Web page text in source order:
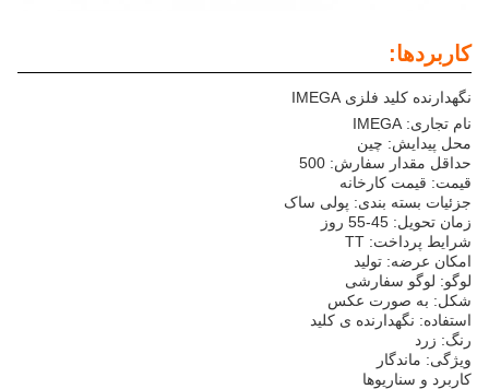
کاربردها:
نگهدارنده کلید فلزی IMEGA
نام تجاری: IMEGA
محل پیدایش: چین
حداقل مقدار سفارش: 500
قیمت: قیمت کارخانه
جزئیات بسته بندی: پولی ساک
زمان تحویل: 45-55 روز
شرایط پرداخت: TT
امکان عرضه: تولید
لوگو: لوگو سفارشی
شکل: به صورت عکس
استفاده: نگهدارنده ی کلید
رنگ: زرد
ویژگی: ماندگار
کاربرد و سناریوها